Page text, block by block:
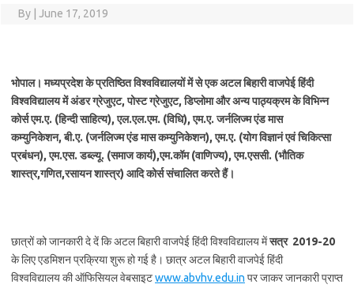
By June 17, 2019
भोपाल। मध्यप्रदेश के प्रतिष्ठित विश्वविद्यालयों में से एक अटल बिहारी वाजपेई हिंदी
विश्वविद्यालय में अंडर ग्रेजुएट, पोस्ट ग्रेजुएट, डिप्लोमा और अन्य पाठ्यक्रम के विभिन्न
कोर्स एम.ए. (हिन्दी साहित्य), एल.एल.एम. (विधि), एम.ए. जर्नलिज्म एंड मास
कम्युनिकेशन, बी.ए. (जर्नलिज्म एंड मास कम्युनिकेशन), एम.ए. (योग विज्ञानं एवं चिकित्सा
प्रबंधन), एम.एस. डब्ल्यू. (समाज कार्य),एम.कॉम (वाणिज्य), एम.एससी. (भौतिक
शास्त्र,गणित,रसायन शास्त्र) आदि कोर्स संचालित करते हैं।
छात्रों को जानकारी दे दें कि अटल बिहारी वाजपेई हिंदी विश्वविद्यालय मेंसत्र 2019-20
के लिए एडमिशन प्रक्रिया शुरू हो गई है। छात्र अटल बिहारी वाजपेई हिंदी
विश्वविद्यालय की ऑफिसियल वेबसाइटwww.abvhv.edu.in पर जाकर जानकारी प्राप्त